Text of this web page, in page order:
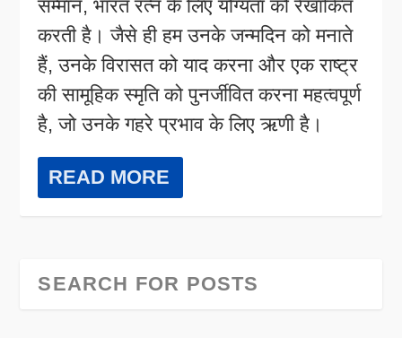
सम्मान, भारत रत्न के लिए योग्यता को रेखांकित
करती है। जैसे ही हम उनके जन्मदिन को मनाते
हैं, उनके विरासत को याद करना और एक राष्ट्र
की सामूहिक स्मृति को पुनर्जीवित करना महत्वपूर्ण
है, जो उनके गहरे प्रभाव के लिए ऋणी है।
READ MORE